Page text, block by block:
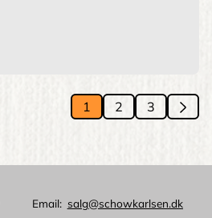
Side
1 Side
2 Side
3
Next
››
Email salg@schowkarlsen.dk